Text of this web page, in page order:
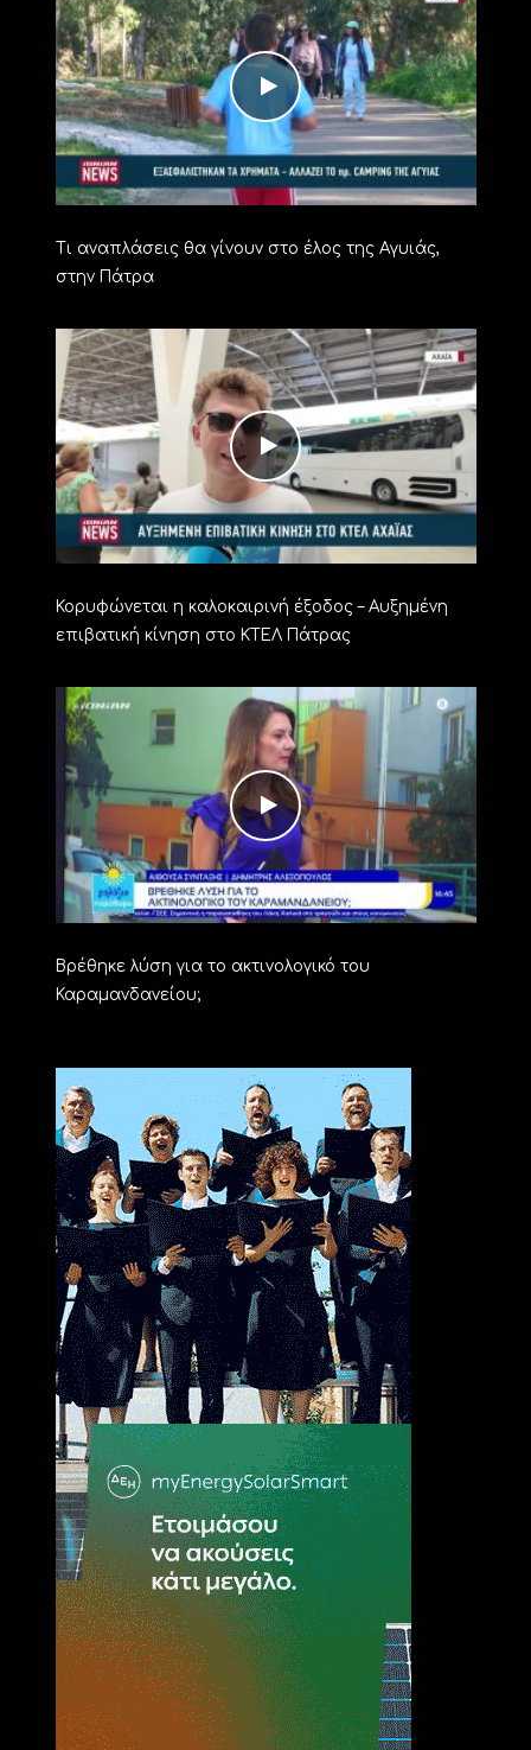
Τι αναπλάσεις θα γίνουν στο έλος της Αγυιάς,
στην Πάτρα
Κορυφώνεται η καλοκαιρινή έξοδος – Αυξημένη
επιβατική κίνηση στο ΚΤΕΛ Πάτρας
Βρέθηκε λύση για το ακτινολογικό του
Καραμανδανείου;